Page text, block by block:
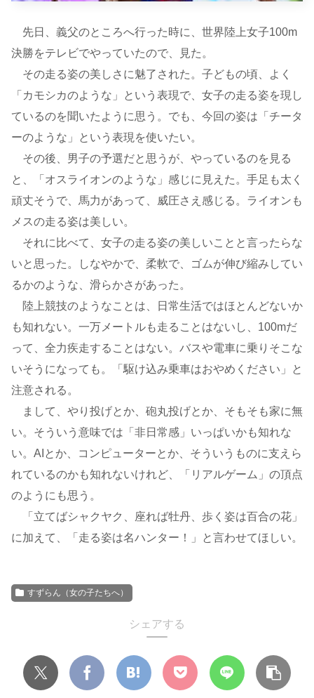
先日、義父のところへ行った時に、世界陸上女子100m
決勝をテレビでやっていたので、見た。
その走る姿の美しさに魅了された。子どもの頃、よく
「カモシカのような」という表現で、女子の走る姿を現し
ているのを聞いたように思う。でも、今回の姿は「チータ
ーのような」という表現を使いたい。
その後、男子の予選だと思うが、やっているのを見る
と、「オスライオンのような」感じに見えた。手足も太く
頑丈そうで、馬力があって、威圧さえ感じる。ライオンも
メスの走る姿は美しい。
それに比べて、女子の走る姿の美しいことと言ったらな
いと思った。しなやかで、柔軟で、ゴムが伸び縮みしてい
るかのような、滑らかさがあった。
陸上競技のようなことは、日常生活ではほとんどないか
も知れない。一万メートルも走ることはないし、100mだ
って、全力疾走することはない。バスや電車に乗りそこな
いそうになっても。「駆け込み乗車はおやめください」と
注意される。
まして、やり投げとか、砲丸投げとか、そもそも家に無
い。そういう意味では「非日常感」いっぱいかも知れな
い。AIとか、コンピューターとか、そういうものに支えら
れているのかも知れないけれど、「リアルゲーム」の頂点
のようにも思う。
「立てばシャクヤク、座れば牡丹、歩く姿は百合の花」
に加えて、「走る姿は名ハンター！」と言わせてほしい。
すずらん（女の子たちへ）
シェアする